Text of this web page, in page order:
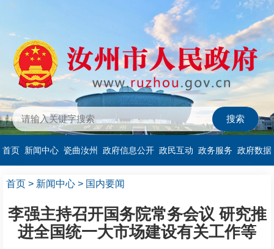
首页 新闻中心 瓷曲汝州 政府信息公开 政民互动 政务服务 政府数据
首页 > 新闻中心 > 国内要闻
李强主持召开国务院常务会议 研究推
进全国统一大市场建设有关工作等